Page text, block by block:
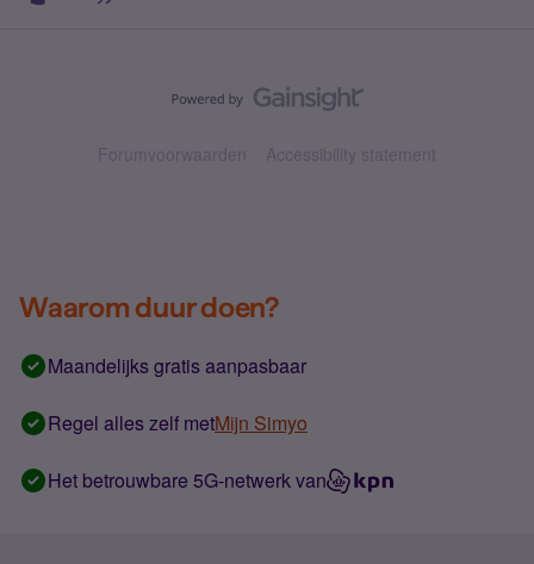
Forumvoorwaarden Accessibility statement
Waarom duur doen?
Maandelijks gratis aanpasbaar
Regel alles zelf metMijn Simyo
Het betrouwbare 5G-netwerk van